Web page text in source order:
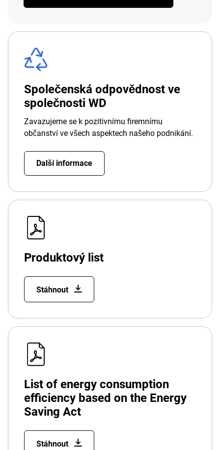
Společenská odpovědnost ve
společnosti WD
Zavazujeme se k pozitivnímu firemnímu
občanství ve všech aspektech našeho podnikání.
Další informace
Produktový list
Stáhnout
List of energy consumption
efficiency based on the Energy
Saving Act
Stáhnout